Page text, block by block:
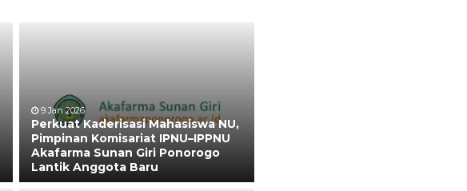
9 Jan 2026
Perkuat Kaderisasi Mahasiswa NU,
Pimpinan Komisariat IPNU–IPPNU
Akafarma Sunan Giri Ponorogo
Lantik Anggota Baru